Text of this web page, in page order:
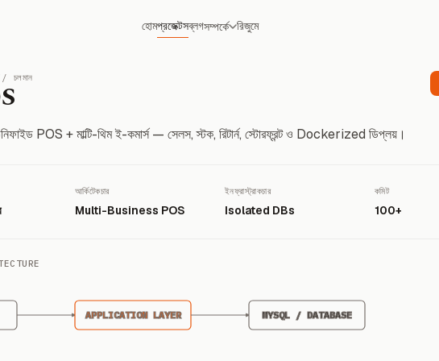
হোমপ্রজেক্টসব্লগসম্পর্কে রিজুমে
চলমান
POS + মাল্টি-থিম ই-কমার্স — সেলস, স্টক, রিটার্ন, স্টোরফ্রন্ট ও Dockerized ডিপ্লয়।
আর্কিটেকচার
Multi-Business POS
ইনফ্রাস্ট্রাকচার
Isolated DBs
কমিট
100+
APPLICATION LAYER MYSQL / DATABASE